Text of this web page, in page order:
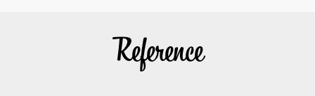
Reference